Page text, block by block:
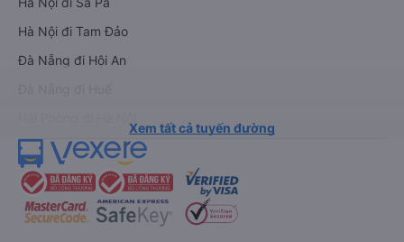
Hà Nội đi Tam Đảo
Đà Nẵng đi Hội An
Xem tất cả tuyến đường